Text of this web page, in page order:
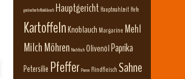
geräucherte Knoblauch Hauptgericht Hauptmahlzeit Hefe
KartoffelnKnoblauch Margarine Mehl
MilchMöhren Nachtisch OlivenölPaprika
Petersilie Pfeffer Porree Rindfleisch Sahne